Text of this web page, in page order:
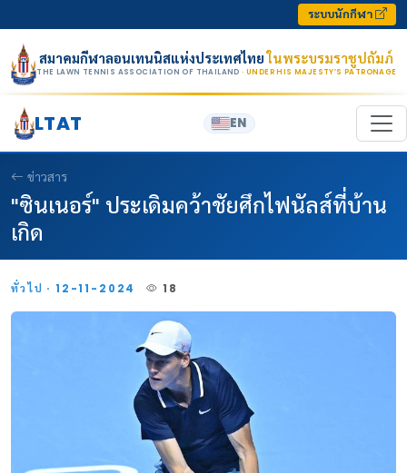
ระบบนักกีฬา
สมาคมกีฬาลอนเทนนิสแห่งประเทศไทยในพระบรมราชูปถัมภ์
THE LAWN TENNIS ASSOCIATION OF THAILAND · UNDER HIS MAJESTY’S PATRONAGE
LTAT EN
ข่าวสาร
"ซินเนอร์" ประเดิมคว้าชัยศึกไฟนัลส์ที่บ้าน
เกิด
ทั่วไป · 12-11-2024 18